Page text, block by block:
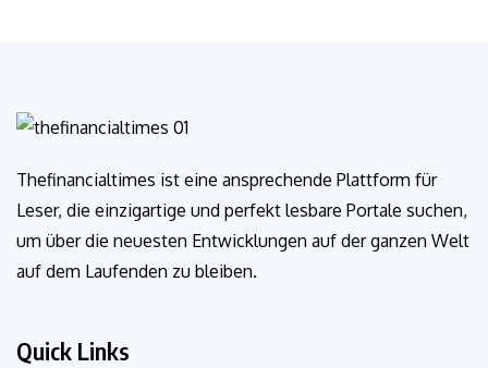
Thefinancialtimes ist eine ansprechende Plattform für
Leser, die einzigartige und perfekt lesbare Portale suchen,
um über die neuesten Entwicklungen auf der ganzen Welt
auf dem Laufenden zu bleiben.
Quick Links